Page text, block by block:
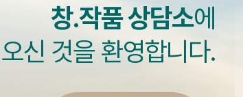
창.작품 상담소에
오신 것을 환영합니다.